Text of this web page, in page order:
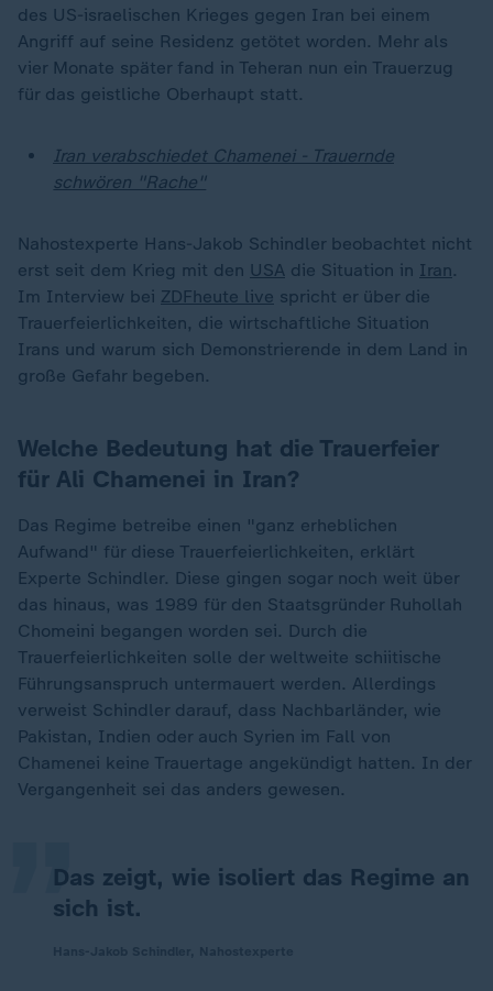
des US-israelischen Krieges gegen Iran bei einem
Angriff auf seine Residenz getötet worden. Mehr als
vier Monate später fand in Teheran nun ein Trauerzug
für das geistliche Oberhaupt statt.
Iran verabschiedet Chamenei - Trauernde
schwören "Rache"
Nahostexperte Hans-Jakob Schindler beobachtet nicht
erst seit dem Krieg mit den USA die Situation in Iran.
Im Interview bei ZDFheute live spricht er über die
Trauerfeierlichkeiten, die wirtschaftliche Situation
Irans und warum sich Demonstrierende in dem Land in
große Gefahr begeben.
Welche Bedeutung hat die Trauerfeier
für Ali Chamenei in Iran?
Das Regime betreibe einen "ganz erheblichen
Aufwand" für diese Trauerfeierlichkeiten, erklärt
Experte Schindler. Diese gingen sogar noch weit über
das hinaus, was 1989 für den Staatsgründer Ruhollah
Chomeini begangen worden sei. Durch die
Trauerfeierlichkeiten solle der weltweite schiitische
Führungsanspruch untermauert werden. Allerdings
verweist Schindler darauf, dass Nachbarländer, wie
Pakistan, Indien oder auch Syrien im Fall von
Chamenei keine Trauertage angekündigt hatten. In der
Vergangenheit sei das anders gewesen.
Das zeigt, wie isoliert das Regime an
sich ist.
„